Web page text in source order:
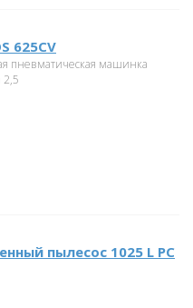
625CV
пневматическая машинка
2,5
пылесос 1025 L PC